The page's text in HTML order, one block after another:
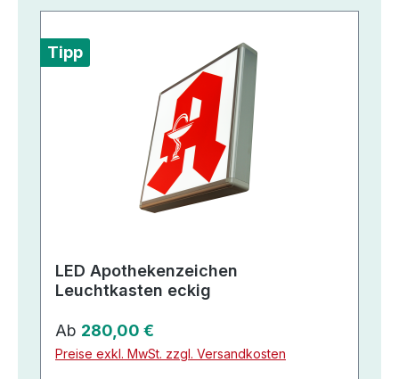
Tipp
LED Apothekenzeichen
Leuchtkasten eckig
Regulärer Preis:
Ab 280,00 €
Preise exkl. MwSt. zzgl. Versandkosten